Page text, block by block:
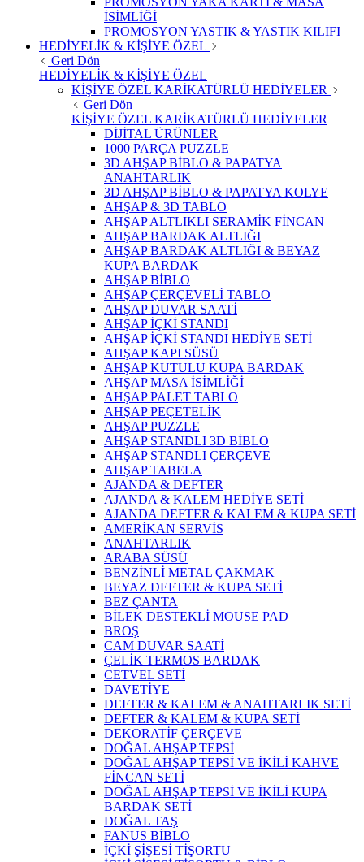
İSİMLİĞİ
PROMOSYON YASTIK & YASTIK KILIFI
HEDİYELİK & KİŞİYE ÖZEL
Geri Dön
HEDİYELİK & KİŞİYE ÖZEL
KİŞİYE ÖZEL KARİKATÜRLÜ HEDİYELER
Geri Dön
KİŞİYE ÖZEL KARİKATÜRLÜ HEDİYELER
DİJİTAL ÜRÜNLER
1000 PARÇA PUZZLE
3D AHŞAP BİBLO & PAPATYA
ANAHTARLIK
3D AHŞAP BİBLO & PAPATYA KOLYE
AHŞAP & 3D TABLO
AHŞAP ALTLIKLI SERAMİK FİNCAN
AHŞAP BARDAK ALTLIĞI
AHŞAP BARDAK ALTLIĞI & BEYAZ
KUPA BARDAK
AHŞAP BİBLO
AHŞAP ÇERÇEVELİ TABLO
AHŞAP DUVAR SAATİ
AHŞAP İÇKİ STANDI
AHŞAP İÇKİ STANDI HEDİYE SETİ
AHŞAP KAPI SÜSÜ
AHŞAP KUTULU KUPA BARDAK
AHŞAP MASA İSİMLİĞİ
AHŞAP PALET TABLO
AHŞAP PEÇETELİK
AHŞAP PUZZLE
AHŞAP STANDLI 3D BİBLO
AHŞAP STANDLI ÇERÇEVE
AHŞAP TABELA
AJANDA & DEFTER
AJANDA & KALEM HEDİYE SETİ
AJANDA DEFTER & KALEM & KUPA SETİ
AMERİKAN SERVİS
ANAHTARLIK
ARABA SÜSÜ
BENZİNLİ METAL ÇAKMAK
BEYAZ DEFTER & KUPA SETİ
BEZ ÇANTA
BİLEK DESTEKLİ MOUSE PAD
BROŞ
CAM DUVAR SAATİ
ÇELİK TERMOS BARDAK
CETVEL SETİ
DAVETİYE
DEFTER & KALEM & ANAHTARLIK SETİ
DEFTER & KALEM & KUPA SETİ
DEKORATİF ÇERÇEVE
DOĞAL AHŞAP TEPSİ
DOĞAL AHŞAP TEPSİ VE İKİLİ KAHVE
FİNCAN SETİ
DOĞAL AHŞAP TEPSİ VE İKİLİ KUPA
BARDAK SETİ
DOĞAL TAŞ
FANUS BİBLO
İÇKİ ŞİŞESİ TİŞORTU